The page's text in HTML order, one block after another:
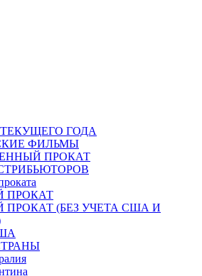
ГОДА
ФИЛЬМЫ
ПРОКАТ
ПРОКАТ
(БЕЗ УЧЕТА США И